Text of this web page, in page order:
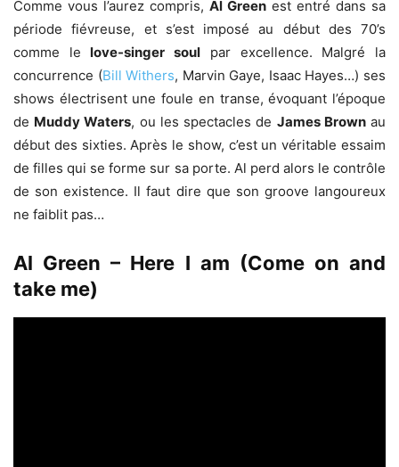
Comme vous l’aurez compris, Al Green est entré dans sa
période fiévreuse, et s’est imposé au début des 70’s
comme lelove-singer soul par excellence. Malgré la
concurrence (Bill Withers, Marvin Gaye, Isaac Hayes…) ses
shows électrisent une foule en transe, évoquant l’époque
de Muddy Waters, ou les spectacles de James Brownau
début des sixties. Après le show, c’est un véritable essaim
de filles qui se forme sur sa porte. Al perd alors le contrôle
de son existence. Il faut dire que son groove langoureux
ne faiblit pas…
Al Green – Here I am (Come on and
take me)